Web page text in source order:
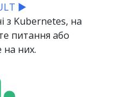
▶
з Kubernetes, на
питання або
на них.